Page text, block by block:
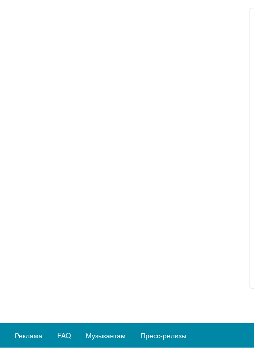
Реклама FAQ Музыкантам Пресс-релизы